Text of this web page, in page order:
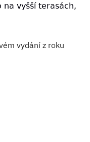
na vyšší terasách,
vydání z roku